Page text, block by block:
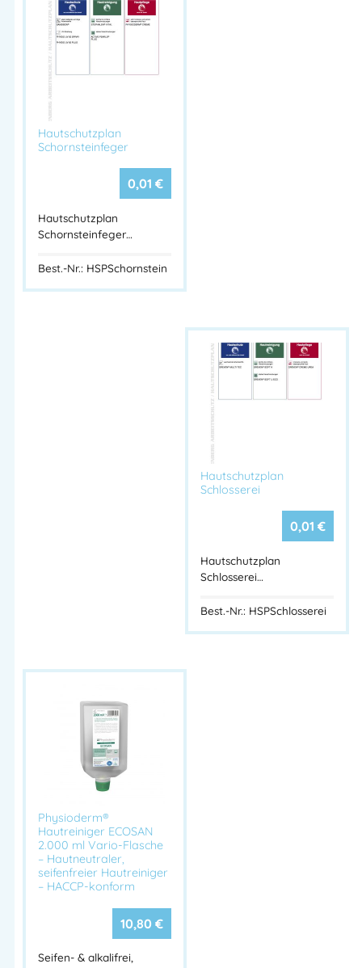
Hautschutzplan
Schornsteinfeger
0,01 €
Hautschutzplan
Schornsteinfeger…
Best.-Nr.: HSPSchornstein
Hautschutzplan
Schlosserei
0,01 €
Hautschutzplan
Schlosserei…
Best.-Nr.: HSPSchlosserei
Physioderm®
Hautreiniger ECOSAN
2.000 ml Vario-Flasche
– Hautneutraler,
seifenfreier Hautreiniger
– HACCP-konform
10,80 €
Seifen- & alkalifrei,